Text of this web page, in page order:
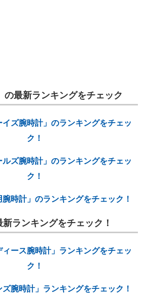
の最新ランキングをチェック
ズ腕時計」のランキングをチェッ
ク！
ズ腕時計」のランキングをチェッ
ク！
時計」のランキングをチェック！
ランキングをチェック！
ース腕時計」ランキングをチェッ
ク！
腕時計」ランキングをチェック！